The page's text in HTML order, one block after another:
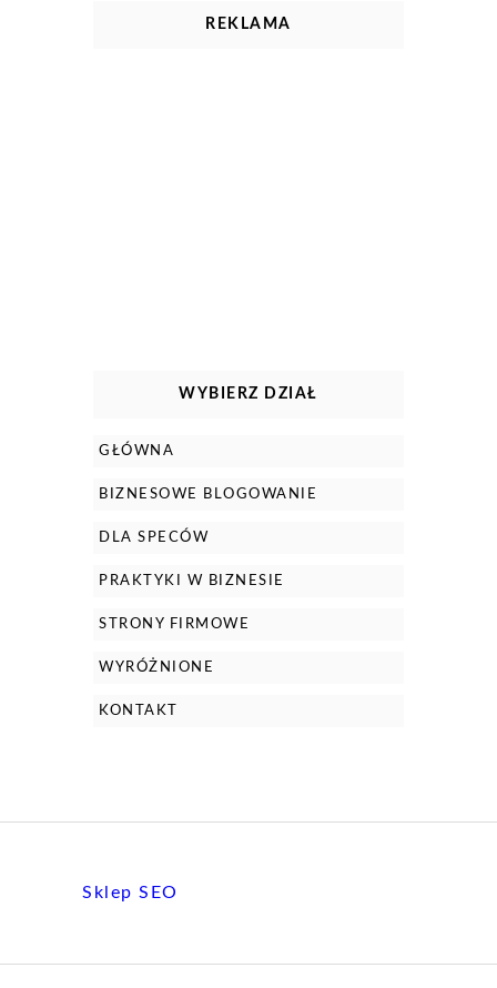
REKLAMA
WYBIERZ DZIAŁ
GŁÓWNA
BIZNESOWE BLOGOWANIE
DLA SPECÓW
PRAKTYKI W BIZNESIE
STRONY FIRMOWE
WYRÓŻNIONE
KONTAKT
Sklep SEO